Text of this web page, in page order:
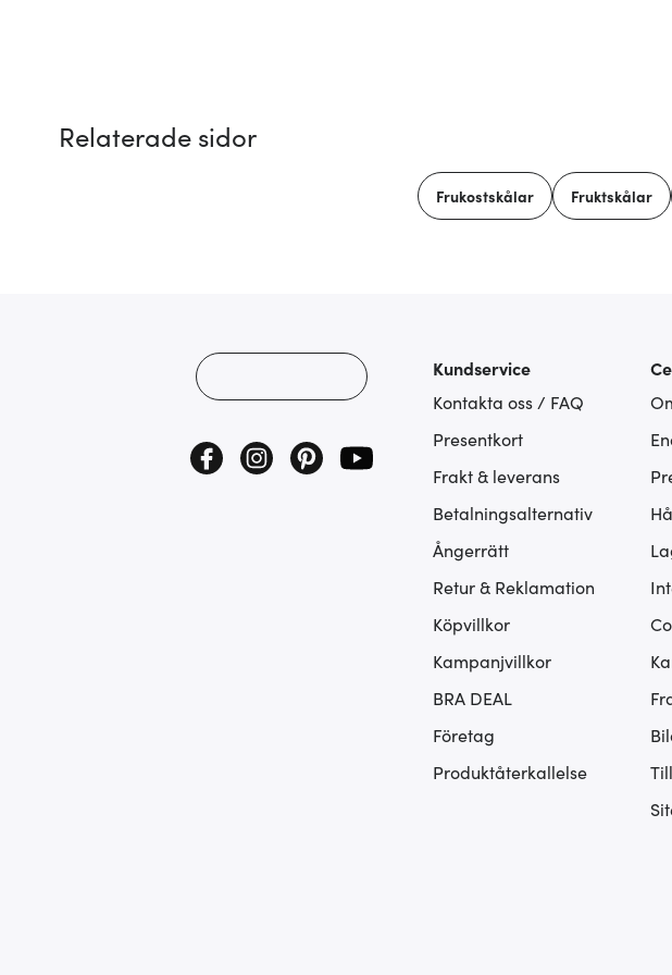
Relaterade sidor
Frukostskålar Fruktskålar
Kundservice
Kontakta oss / FAQ
Presentkort
Frakt & leverans
Betalningsalternativ
Ångerrätt
Retur & Reklamation
Köpvillkor
Kampanjvillkor
BRA DEAL
Företag
Produktåterkallelse